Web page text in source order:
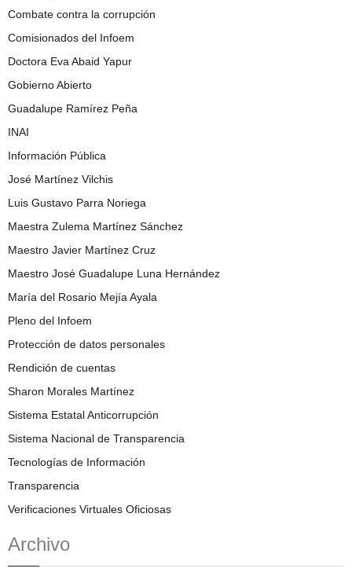
Combate contra la corrupción
Comisionados del Infoem
Doctora Eva Abaid Yapur
Gobierno Abierto
Guadalupe Ramírez Peña
INAI
Información Pública
José Martínez Vilchis
Luis Gustavo Parra Noriega
Maestra Zulema Martínez Sánchez
Maestro Javier Martínez Cruz
Maestro José Guadalupe Luna Hernández
María del Rosario Mejía Ayala
Pleno del Infoem
Protección de datos personales
Rendición de cuentas
Sharon Morales Martínez
Sistema Estatal Anticorrupción
Sistema Nacional de Transparencia
Tecnologías de Información
Transparencia
Verificaciones Virtuales Oficiosas
Archivo